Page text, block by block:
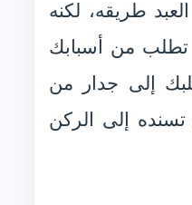
طريقه، لكنه
تطلب من أسبابك
إلى جدار من
إلى الركن